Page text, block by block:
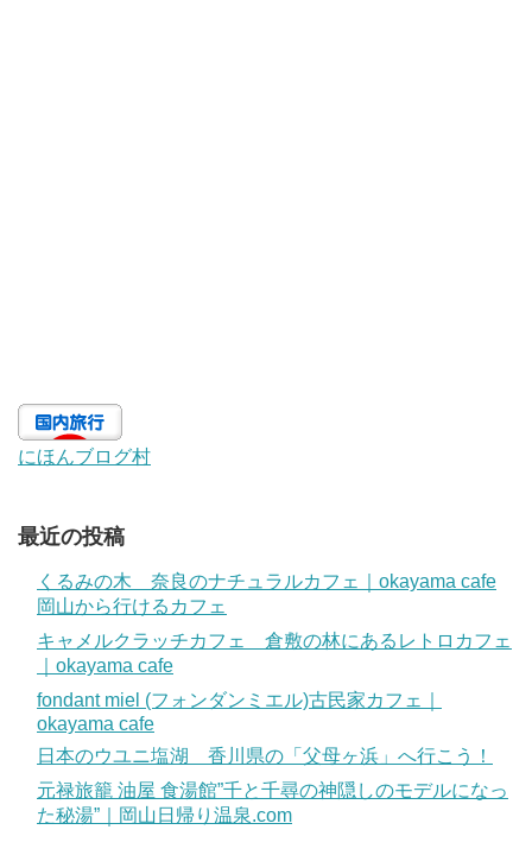
にほんブログ村
最近の投稿
くるみの木 奈良のナチュラルカフェ｜okayama cafe
岡山から行けるカフェ
キャメルクラッチカフェ 倉敷の林にあるレトロカフェ
｜okayama cafe
fondant miel (フォンダンミエル)古民家カフェ｜
okayama cafe
日本のウユニ塩湖 香川県の「父母ヶ浜」へ行こう！
元禄旅籠 油屋 食湯館”千と千尋の神隠しのモデルになっ
た秘湯”｜岡山日帰り温泉.com